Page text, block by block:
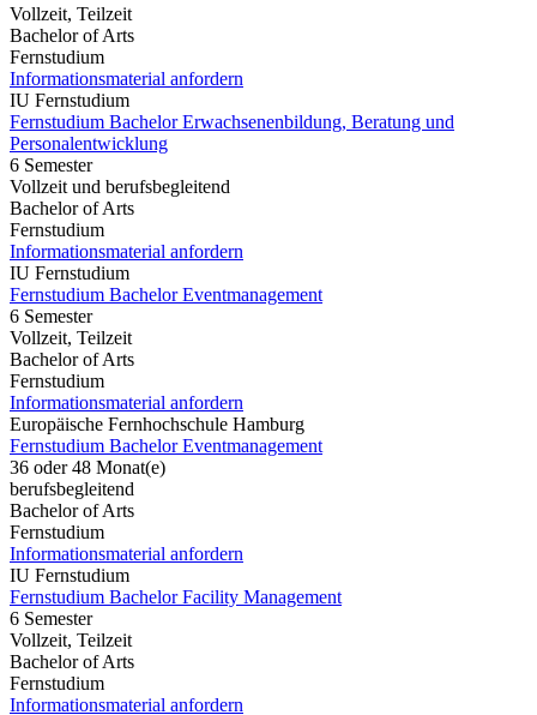
Vollzeit, Teilzeit
Bachelor of Arts
Fernstudium
Informationsmaterial anfordern
IU Fernstudium
Fernstudium Bachelor Erwachsenenbildung, Beratung und
Personalentwicklung
6 Semester
Vollzeit und berufsbegleitend
Bachelor of Arts
Fernstudium
Informationsmaterial anfordern
IU Fernstudium
Fernstudium Bachelor Eventmanagement
6 Semester
Vollzeit, Teilzeit
Bachelor of Arts
Fernstudium
Informationsmaterial anfordern
Europäische Fernhochschule Hamburg
Fernstudium Bachelor Eventmanagement
36 oder 48 Monat(e)
berufsbegleitend
Bachelor of Arts
Fernstudium
Informationsmaterial anfordern
IU Fernstudium
Fernstudium Bachelor Facility Management
6 Semester
Vollzeit, Teilzeit
Bachelor of Arts
Fernstudium
Informationsmaterial anfordern